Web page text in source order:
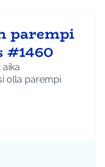
parempi
aika
olla parempi
Kulttuuri ja